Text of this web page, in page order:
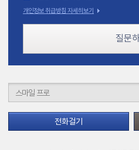
개인정보 취급방침 자세히보기
질문
전화걸기